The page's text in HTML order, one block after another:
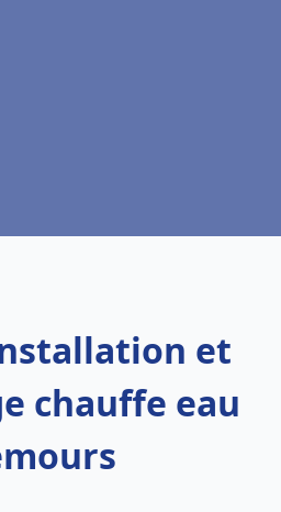
et
chauffe eau